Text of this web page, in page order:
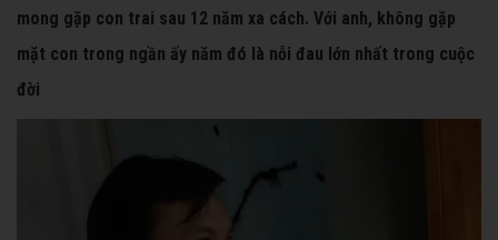
mong gặp con trai sau 12 năm xa cách. Với anh, không gặp
mặt con trong ngần ấy năm đó là nỗi đau lớn nhất trong cuộc
đời